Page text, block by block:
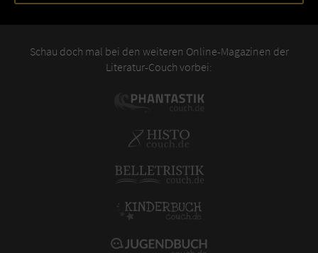
Schau doch mal bei den weiteren Online-Magazinen der
Literatur-Couch vorbei: